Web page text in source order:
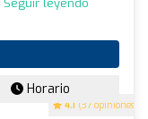
4.1 (37 opiniones)
Seguir leyendo
Horario